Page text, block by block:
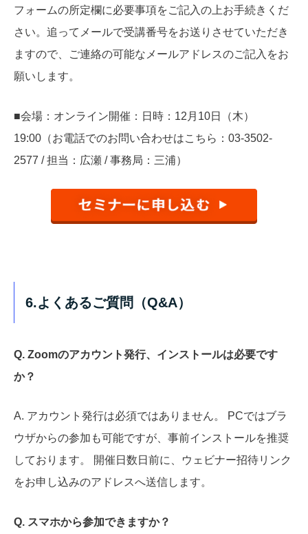
フォームの所定欄に必要事項をご記入の上お手続きくだ
さい。追ってメールで受講番号をお送りさせていただき
ますので、ご連絡の可能なメールアドレスのご記入をお
願いします。
■会場：オンライン開催：日時：12月10日（木）
19:00（お電話でのお問い合わせはこちら：03-3502-
2577 / 担当：広瀬 / 事務局：三浦）
6.よくあるご質問（Q&A）
Q. Zoomのアカウント発行、インストールは必要です
か？
A. アカウント発行は必須ではありません。 PCではブラ
ウザからの参加も可能ですが、事前インストールを推奨
しております。 開催日数日前に、ウェビナー招待リンク
をお申し込みのアドレスへ送信します。
Q. スマホから参加できますか？